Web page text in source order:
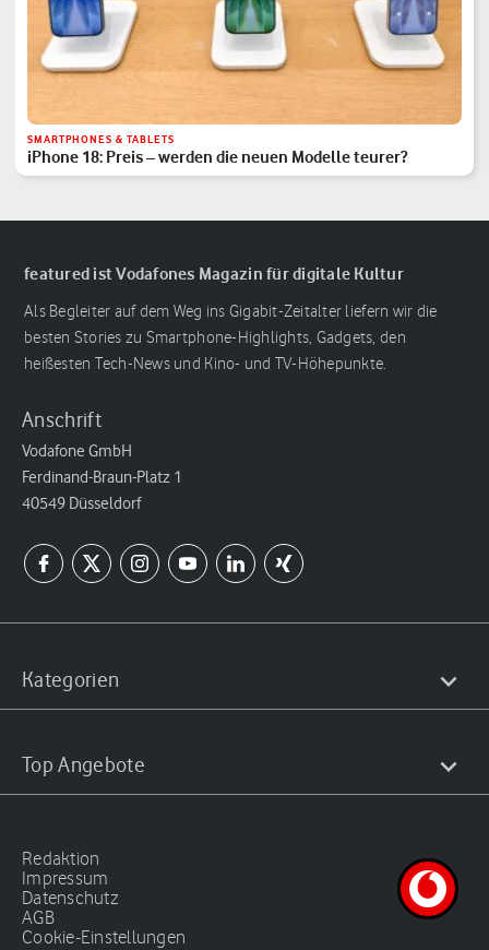
SMARTPHONES & TABLETS
iPhone 18: Preis – werden die neuen Modelle teurer?
featured ist Vodafones Magazin für digitale Kultur
Als Begleiter auf dem Weg ins Gigabit-Zeitalter liefern wir die
besten Stories zu Smartphone-Highlights, Gadgets, den
heißesten Tech-News und Kino- und TV-Höhepunkte.
Anschrift
Vodafone GmbH
Ferdinand-Braun-Platz 1
40549 Düsseldorf
Kategorien
Top Angebote
Redaktion
Impressum
Datenschutz
AGB
Cookie-Einstellungen